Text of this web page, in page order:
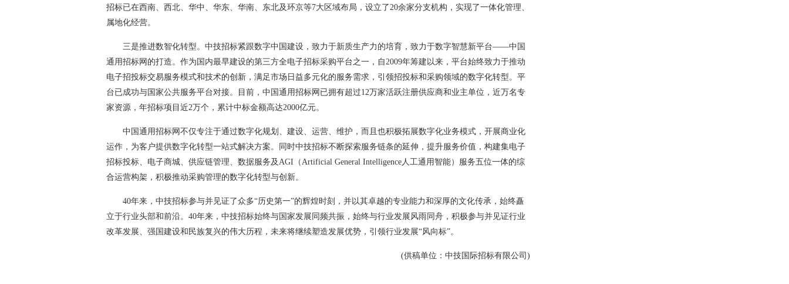
招标已在西南、西北、华中、华东、华南、东北及环京等7大区域布局，设立了20余家分支机构，实现了一体化管理、
属地化经营。
三是推进数智化转型。中技招标紧跟数字中国建设，致力于新质生产力的培育，致力于数字智慧新平台——中国
通用招标网的打造。作为国内最早建设的第三方全电子招标采购平台之一，自2009年筹建以来，平台始终致力于推动
电子招投标交易服务模式和技术的创新，满足市场日益多元化的服务需求，引领招投标和采购领域的数字化转型。平
台已成功与国家公共服务平台对接。目前，中国通用招标网已拥有超过12万家活跃注册供应商和业主单位，近万名专
家资源，年招标项目近2万个，累计中标金额高达2000亿元。
中国通用招标网不仅专注于通过数字化规划、建设、运营、维护，而且也积极拓展数字化业务模式，开展商业化
运作，为客户提供数字化转型一站式解决方案。同时中技招标不断探索服务链条的延伸，提升服务价值，构建集电子
招标投标、电子商城、供应链管理、数据服务及AGI（Artificial General Intelligence人工通用智能）服务五位一体的综
合运营构架，积极推动采购管理的数字化转型与创新。
40年来，中技招标参与并见证了众多“历史第一”的辉煌时刻，并以其卓越的专业能力和深厚的文化传承，始终矗
立于行业头部和前沿。40年来，中技招标始终与国家发展同频共振，始终与行业发展风雨同舟，积极参与并见证行业
改革发展、强国建设和民族复兴的伟大历程，未来将继续塑造发展优势，引领行业发展“风向标”。
(供稿单位：中技国际招标有限公司)